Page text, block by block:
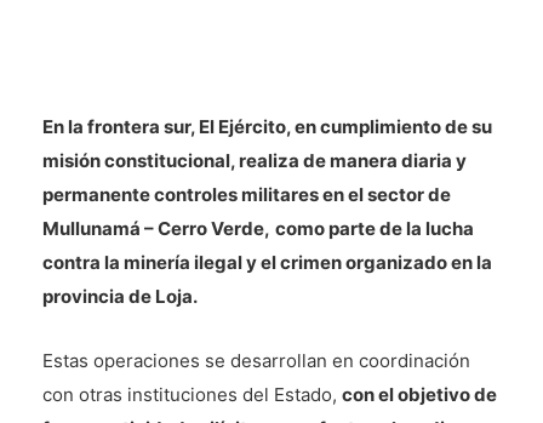
En la frontera sur, El Ejército, en cumplimiento de su
misión constitucional, realiza de manera diaria y
permanente controles militares en el sector de
Mullunamá – Cerro Verde, como parte de la lucha
contra la minería ilegal y el crimen organizado en la
provincia de Loja.
Estas operaciones se desarrollan en coordinación
con otras instituciones del Estado, con el objetivo de